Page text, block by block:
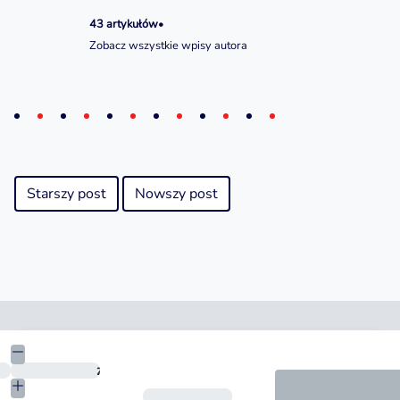
43 artykułów•
Zobacz wszystkie wpisy autora
Starszy post Nowszy post
Kwota
zł